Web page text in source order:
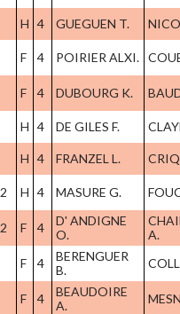
H 4 GUEGUEN T.
F 4 POIRIER ALXI.
F 4 DUBOURG K.
H 4 DE GILES F.
H 4 FRANZEL L.
2 H 4 MASURE G.
2 F 4
D' ANDIGNE
O.
A.
F 4
BERENGUER
B.
F 4
BEAUDOIRE
A.